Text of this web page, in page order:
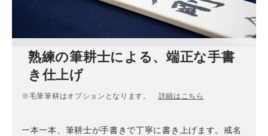
熟練の筆耕士による、端正な手書
き仕上げ
※毛筆筆耕はオプションとなります。 詳細はこちら
一本一本、筆耕士が手書きで丁寧に書き上げます。戒名